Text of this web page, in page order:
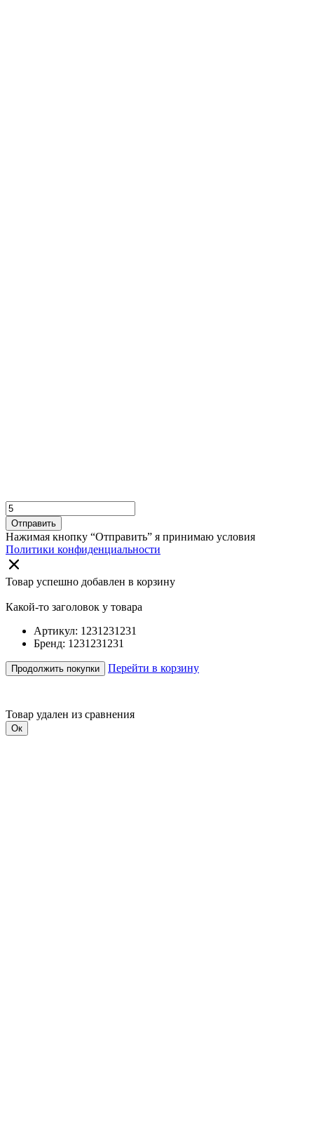
Отправить
Нажимая кнопку “Отправить” я принимаю условия
Политики конфиденциальности
Товар успешно добавлен в корзину
Какой-то заголовок у товара
Артикул: 1231231231
Бренд: 1231231231
Продолжить покупки Перейти в корзину
Товар удален из сравнения
Ок